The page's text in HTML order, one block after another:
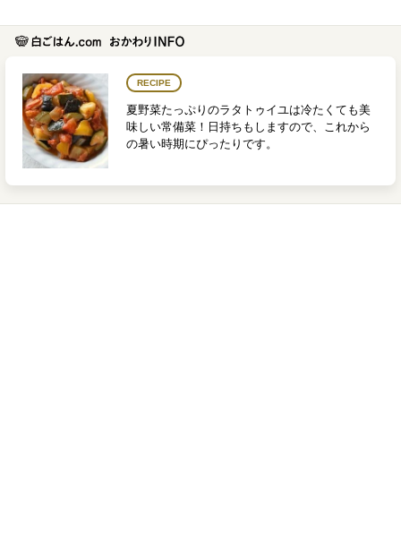
RECIPE
夏野菜たっぷりのラタトゥイユは冷たくても美
味しい常備菜！日持ちもしますので、これから
の暑い時期にぴったりです。